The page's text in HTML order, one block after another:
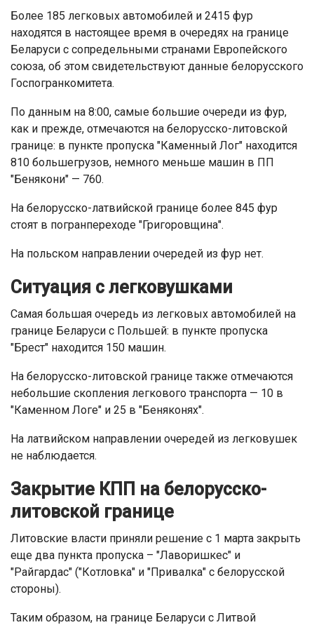
Более 185 легковых автомобилей и 2415 фур
находятся в настоящее время в очередях на границе
Беларуси с сопредельными странами Европейского
союза, об этом свидетельствуют данные белорусского
Госпогранкомитета.
По данным на 8:00, самые большие очереди из фур,
как и прежде, отмечаются на белорусско-литовской
границе: в пункте пропуска "Каменный Лог" находится
810 большегрузов, немного меньше машин в ПП
"Бенякони" — 760.
На белорусско-латвийской границе более 845 фур
стоят в погранпереходе "Григоровщина".
На польском направлении очередей из фур нет.
Ситуация с легковушками
Самая большая очередь из легковых автомобилей на
границе Беларуси с Польшей: в пункте пропуска
"Брест" находится 150 машин.
На белорусско-литовской границе также отмечаются
небольшие скопления легкового транспорта — 10 в
"Каменном Логе" и 25 в "Беняконях".
На латвийском направлении очередей из легковушек
не наблюдается.
Закрытие КПП на белорусско-
литовской границе
Литовские власти приняли решение с 1 марта закрыть
еще два пункта пропуска – "Лаворишкес" и
"Райгардас" ("Котловка" и "Привалка" с белорусской
стороны).
Таким образом, на границе Беларуси с Литвой